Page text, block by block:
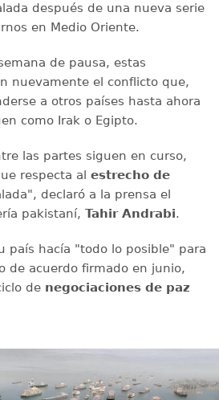
después de una nueva serie
en Medio Oriente.
de pausa, estas
nuevamente el conflicto que,
a otros países hasta ahora
como Irak o Egipto.
las partes siguen en curso,
respecta al estrecho de
declaró a la prensa el
pakistaní, Tahir Andrabi.
país hacía "todo lo posible" para
de acuerdo firmado en junio,
de negociaciones de paz